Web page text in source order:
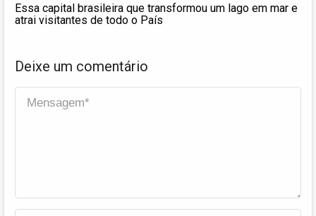
Essa capital brasileira que transformou um lago em mar e
atrai visitantes de todo o País
Deixe um comentário